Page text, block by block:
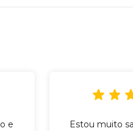
e
Estou muito